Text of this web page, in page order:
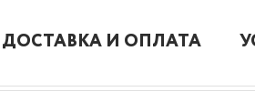
ДОСТАВКА И ОПЛАТА